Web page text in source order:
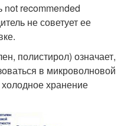
not recommended
не советует ее
полистирол) означает,
в микроволновой
холодное хранение